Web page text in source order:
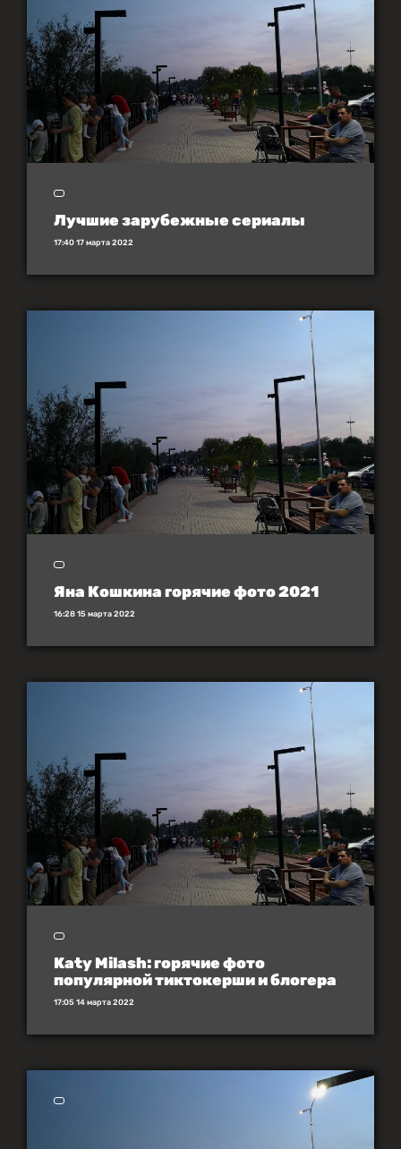
Лучшие зарубежные сериалы
17:40 17 марта 2022
Яна Кошкина горячие фото 2021
16:28 15 марта 2022
Katy Milash: горячие фото
популярной тиктокерши и блогера
17:05 14 марта 2022